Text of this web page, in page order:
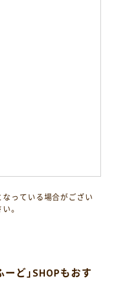
っている場合がござい
。
ど」SHOPもおす